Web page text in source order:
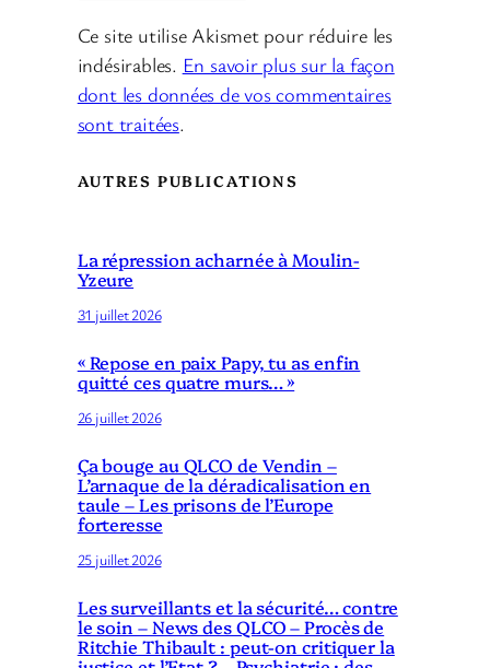
Ce site utilise Akismet pour réduire les
indésirables. En savoir plus sur la façon
dont les données de vos commentaires
sont traitées.
AUTRES PUBLICATIONS
La répression acharnée à Moulin-
Yzeure
31 juillet 2026
« Repose en paix Papy, tu as enfin
quitté ces quatre murs… »
26 juillet 2026
Ça bouge au QLCO de Vendin –
L’arnaque de la déradicalisation en
taule – Les prisons de l’Europe
forteresse
25 juillet 2026
Les surveillants et la sécurité… contre
le soin – News des QLCO – Procès de
Ritchie Thibault : peut-on critiquer la